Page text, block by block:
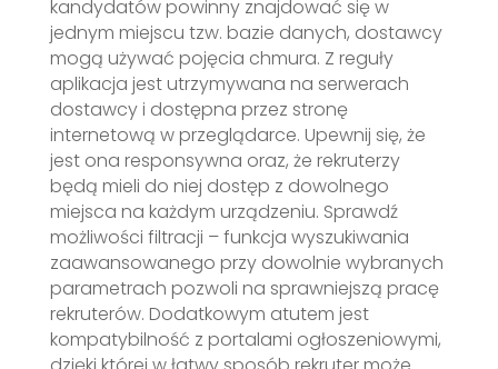
kandydatów powinny znajdować się w
jednym miejscu tzw. bazie danych, dostawcy
mogą używać pojęcia chmura. Z reguły
aplikacja jest utrzymywana na serwerach
dostawcy i dostępna przez stronę
internetową w przeglądarce. Upewnij się, że
jest ona responsywna oraz, że rekruterzy
będą mieli do niej dostęp z dowolnego
miejsca na każdym urządzeniu. Sprawdź
możliwości filtracji – funkcja wyszukiwania
zaawansowanego przy dowolnie wybranych
parametrach pozwoli na sprawniejszą pracę
rekruterów. Dodatkowym atutem jest
kompatybilność z portalami ogłoszeniowymi,